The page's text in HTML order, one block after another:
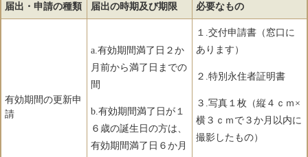
届出・申請の種類 届出の時期及び期限 必要なもの
有効期間の更新申
請
a.有効期間満了日２か
月前から満了日までの
間
b.有効期間満了日が１
６歳の誕生日の方は、
有効期間満了日６か月
１.交付申請書（窓口に
あります）
２.特別永住者証明書
３.写真１枚（縦４ｃｍ×
横３ｃｍで３か月以内に
撮影したもの）